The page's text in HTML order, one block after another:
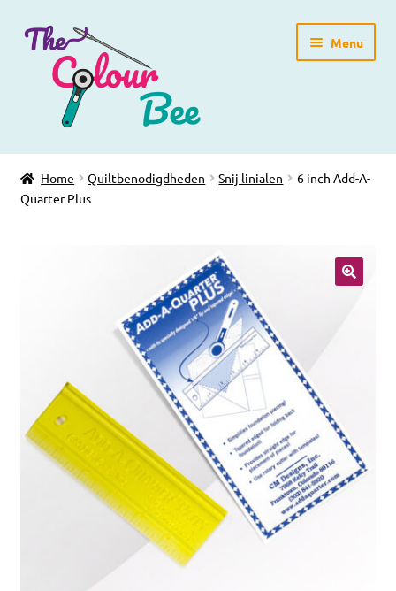
Ga
door
navigatie
Ga
direct
inhoud
Menu
Home
Winkelpagina
Gratis Patronen
Over ons
Home Quiltbenodigdheden Snij linialen
6 inch Add-A-
Quarter Plus